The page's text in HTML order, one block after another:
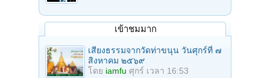
เข้าชมมาก
เสียงธรรมจากวัดท่าขนุน วันศุกร์ที่ ๗
สิงหาคม ๒๕๖๙
โดย iamfu ศุกร์ เวลา 16:53